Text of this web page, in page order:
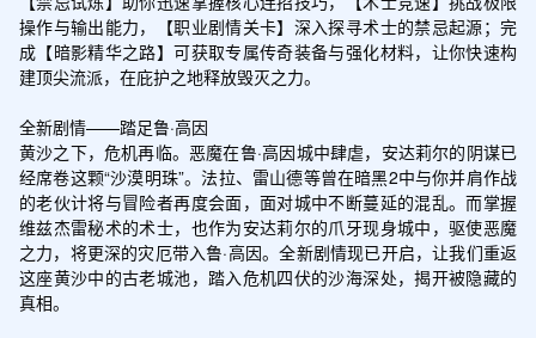
操作与输出能力，【职业剧情关卡】深入探寻术士的禁忌起源；完
成【暗影精华之路】可获取专属传奇装备与强化材料，让你快速构
建顶尖流派，在庇护之地释放毁灭之力。
全新剧情——踏足鲁·高因
黄沙之下，危机再临。恶魔在鲁·高因城中肆虐，安达莉尔的阴谋已
经席卷这颗“沙漠明珠”。法拉、雷山德等曾在暗黑2中与你并肩作战
的老伙计将与冒险者再度会面，面对城中不断蔓延的混乱。而掌握
维兹杰雷秘术的术士，也作为安达莉尔的爪牙现身城中，驱使恶魔
之力，将更深的灾厄带入鲁·高因。全新剧情现已开启，让我们重返
这座黄沙中的古老城池，踏入危机四伏的沙海深处，揭开被隐藏的
真相。